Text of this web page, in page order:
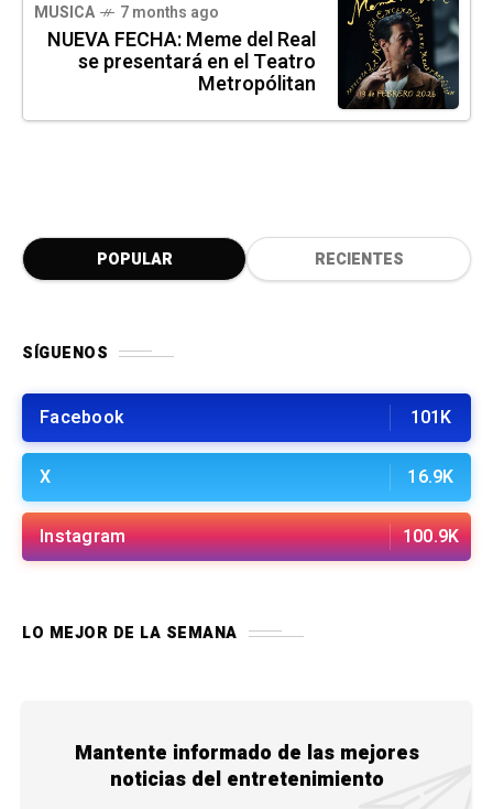
MUSICA 7 months ago
NUEVA FECHA: Meme del Real
se presentará en el Teatro
Metropólitan
POPULAR RECIENTES
SÍGUENOS
Facebook 101K
X 16.9K
Instagram 100.9K
LO MEJOR DE LA SEMANA
Mantente informado de las mejores
noticias del entretenimiento